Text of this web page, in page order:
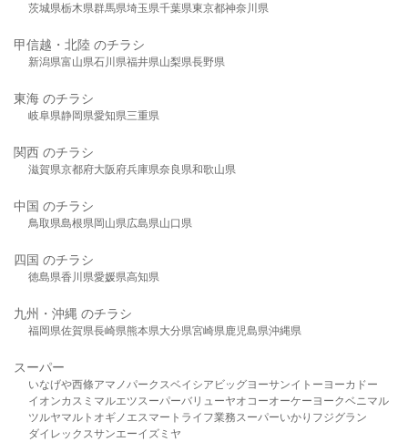
茨城県栃木県群馬県埼玉県千葉県東京都神奈川県
甲信越・北陸 のチラシ
新潟県富山県石川県福井県山梨県長野県
東海 のチラシ
岐阜県静岡県愛知県三重県
関西 のチラシ
滋賀県京都府大阪府兵庫県奈良県和歌山県
中国 のチラシ
鳥取県島根県岡山県広島県山口県
四国 のチラシ
徳島県香川県愛媛県高知県
九州・沖縄 のチラシ
福岡県佐賀県長崎県熊本県大分県宮崎県鹿児島県沖縄県
スーパー
いなげや西條アマノパークスベイシア ビッグヨーサンイトーヨーカドー
イオンカスミ マルエツスーパーバリューヤオコーオーケー ヨークベニマル
ツルヤマルト オギノ エスマート ライフ業務スーパーいかり フジグラン
ダイレックスサンエーイズミヤ